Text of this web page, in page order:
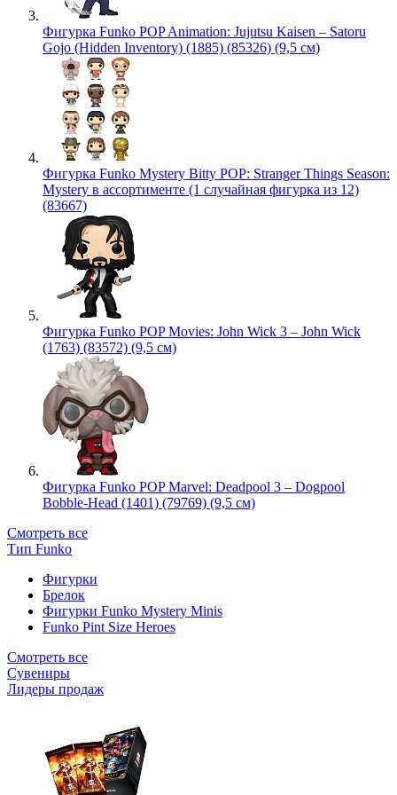
Фигурка Funko POP Animation: Jujutsu Kaisen – Satoru
Gojo (Hidden Inventory) (1885) (85326) (9,5 см)
Фигурка Funko Mystery Bitty POP: Stranger Things Season:
Mystery в ассортименте (1 случайная фигурка из 12)
(83667)
Фигурка Funko POP Movies: John Wick 3 – John Wick
(1763) (83572) (9,5 см)
Фигурка Funko POP Marvel: Deadpool 3 – Dogpool
Bobble-Head (1401) (79769) (9,5 см)
Смотреть все
Тип Funko
Фигурки
Брелок
Фигурки Funko Mystery Minis
Funko Pint Size Heroes
Смотреть все
Сувениры
Лидеры продаж